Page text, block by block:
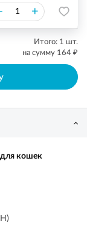
+
Итого: 1 шт.
на сумму 164 ₽
кошек